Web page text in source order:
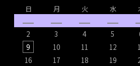
日 月 火 水
2
3 4 5
9
10 11 12
16
17 18 19